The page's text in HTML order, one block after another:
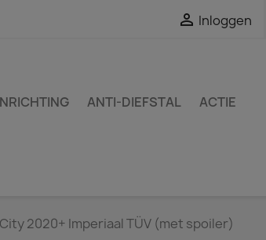
 Inloggen
ANTI-DIEFSTAL ACTIE
2020+ Imperiaal TÜV (met spoiler)